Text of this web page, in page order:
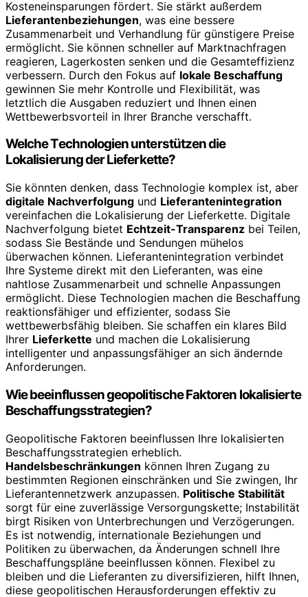
Kosteneinsparungen fördert. Sie stärkt außerdem
Lieferantenbeziehungen, was eine bessere
Zusammenarbeit und Verhandlung für günstigere Preise
ermöglicht. Sie können schneller auf Marktnachfragen
reagieren, Lagerkosten senken und die Gesamteffizienz
verbessern. Durch den Fokus auf lokale Beschaffung
gewinnen Sie mehr Kontrolle und Flexibilität, was
letztlich die Ausgaben reduziert und Ihnen einen
Wettbewerbsvorteil in Ihrer Branche verschafft.
Welche Technologien unterstützen die
Lokalisierung der Lieferkette?
Sie könnten denken, dass Technologie komplex ist, aber
digitale Nachverfolgung und Lieferantenintegration
vereinfachen die Lokalisierung der Lieferkette. Digitale
Nachverfolgung bietet Echtzeit-Transparenz bei Teilen,
sodass Sie Bestände und Sendungen mühelos
überwachen können. Lieferantenintegration verbindet
Ihre Systeme direkt mit den Lieferanten, was eine
nahtlose Zusammenarbeit und schnelle Anpassungen
ermöglicht. Diese Technologien machen die Beschaffung
reaktionsfähiger und effizienter, sodass Sie
wettbewerbsfähig bleiben. Sie schaffen ein klares Bild
Ihrer Lieferkette und machen die Lokalisierung
intelligenter und anpassungsfähiger an sich ändernde
Anforderungen.
Wie beeinflussen geopolitische Faktoren lokalisierte
Beschaffungsstrategien?
Geopolitische Faktoren beeinflussen Ihre lokalisierten
Beschaffungsstrategien erheblich.
Handelsbeschränkungen können Ihren Zugang zu
bestimmten Regionen einschränken und Sie zwingen, Ihr
Lieferantennetzwerk anzupassen. Politische Stabilität
sorgt für eine zuverlässige Versorgungskette; Instabilität
birgt Risiken von Unterbrechungen und Verzögerungen.
Es ist notwendig, internationale Beziehungen und
Politiken zu überwachen, da Änderungen schnell Ihre
Beschaffungspläne beeinflussen können. Flexibel zu
bleiben und die Lieferanten zu diversifizieren, hilft Ihnen,
diese geopolitischen Herausforderungen effektiv zu